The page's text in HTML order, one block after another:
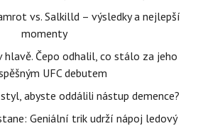
vs. Salkilld – výsledky a nejlepší
momenty
Čepo odhalil, co stálo za jeho
UFC debutem
abyste oddálili nástup demence?
Geniální trik udrží nápoj ledový